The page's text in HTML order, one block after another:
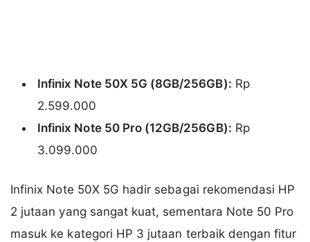
Infinix Note 50X 5G (8GB/256GB): Rp
2.599.000
Infinix Note 50 Pro (12GB/256GB): Rp
3.099.000
Infinix Note 50X 5G hadir sebagai rekomendasi HP
2 jutaan yang sangat kuat, sementara Note 50 Pro
masuk ke kategori HP 3 jutaan terbaik dengan fitur